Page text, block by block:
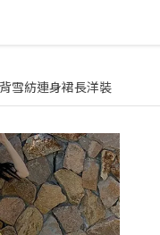
雪紡連身裙長洋裝